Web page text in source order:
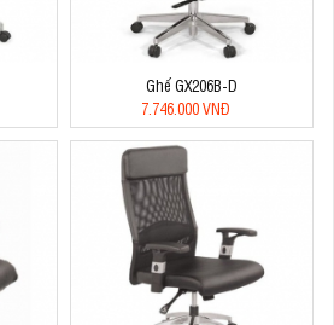
Ghế GX206B-D
7.746.000 VNĐ